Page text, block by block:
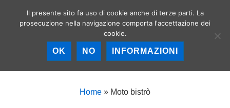
Birrerie artigianali a
Roma – La birra
artigianale nella
Home » Moto bistrò
Il presente sito fa uso di cookie anche di terze parti. La
prosecuzione nella navigazione comporta l'accettazione dei
cookie.
OK NO INFORMAZIONI